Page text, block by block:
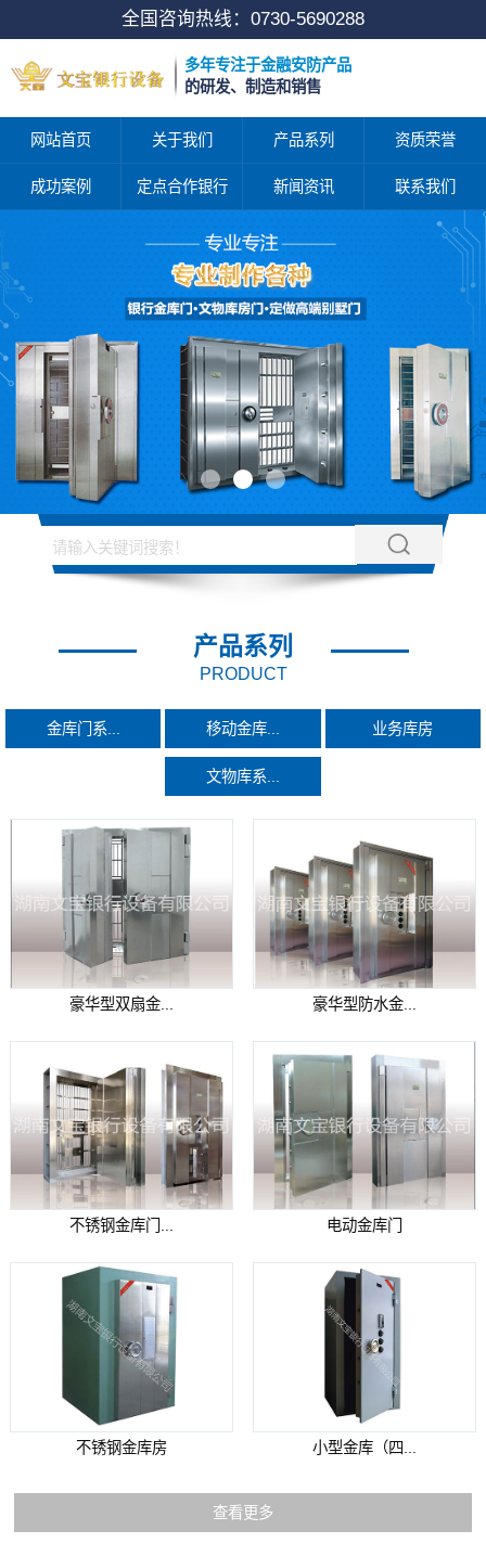
全国咨询热线： 0730-5690288
多年专注于金融安防产品
的研发、制造和销售
网站首页 关于我们 产品系列 资质荣誉
成功案例 定点合作银行 新闻资讯 联系我们
产品系列
PRODUCT
金库门系... 移动金库... 业务库房
文物库系...
豪华型双扇金... 豪华型防水金...
不锈钢金库门... 电动金库门
不锈钢金库房 小型金库（四...
查看更多